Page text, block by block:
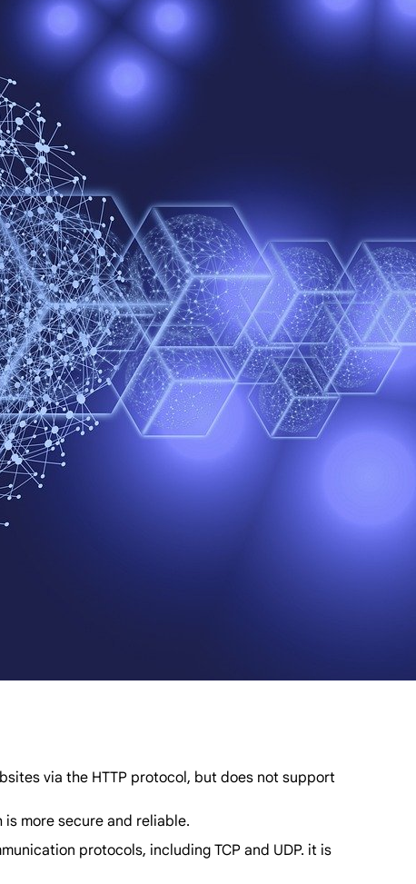
via the HTTP protocol, but does not support
more secure and reliable.
protocols, including TCP and UDP. it is